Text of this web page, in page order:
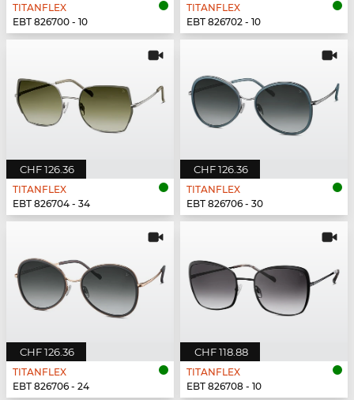
TITANFLEX
EBT 826700 - 10
TITANFLEX
EBT 826702 - 10
CHF 126.36
TITANFLEX
EBT 826704 - 34
CHF 126.36
TITANFLEX
EBT 826706 - 30
CHF 126.36
TITANFLEX
EBT 826706 - 24
CHF 118.88
TITANFLEX
EBT 826708 - 10